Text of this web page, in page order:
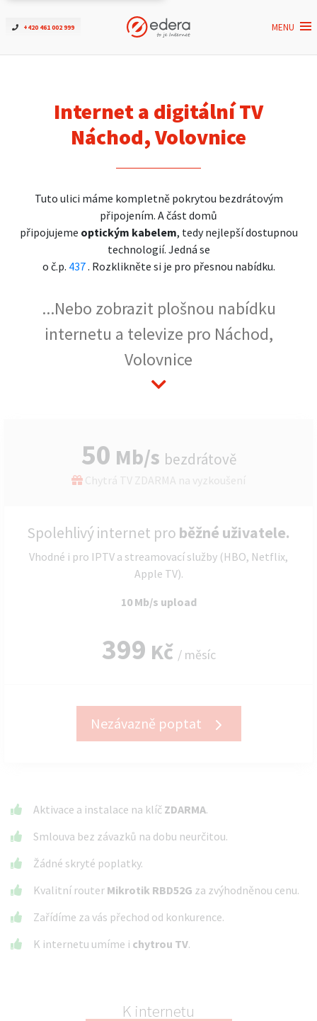
+420 461 002 999 MENU
Ověřit dostupnost
ČEZNET TV
Pro firmy
Internet a digitální TV
Náchod, Volovnice
Tuto ulici máme kompletně pokrytou bezdrátovým
připojením. A část domů
připojujeme optickým kabelem, tedy nejlepší dostupnou
technologií. Jedná se
o č.p. 437. Rozklikněte si je pro přesnou nabídku.
...Nebo zobrazit plošnou nabídku
internetu a televize pro Náchod,
Volovnice
50 Mb/s bezdrátově
Chytrá TV ZDARMA na vyzkoušení
Spolehlivý internet pro běžné uživatele.
Vhodné i pro IPTV a streamovací služby (HBO, Netflix,
Apple TV).
10 Mb/s upload
399 Kč / měsíc
Nezávazně poptat
Aktivace a instalace na klíč ZDARMA.
Smlouva bez závazků na dobu neurčitou.
Žádné skryté poplatky.
Kvalitní router Mikrotik RBD52G za zvýhodněnou cenu.
Zařídíme za vás přechod od konkurence.
K internetu umíme i chytrou TV.
K internetu